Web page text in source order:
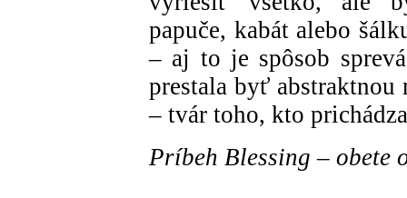
papuče, kabát alebo
– aj to je spôsob
prestala byť
– tvár toho, kto
Príbeh Blessing – obete